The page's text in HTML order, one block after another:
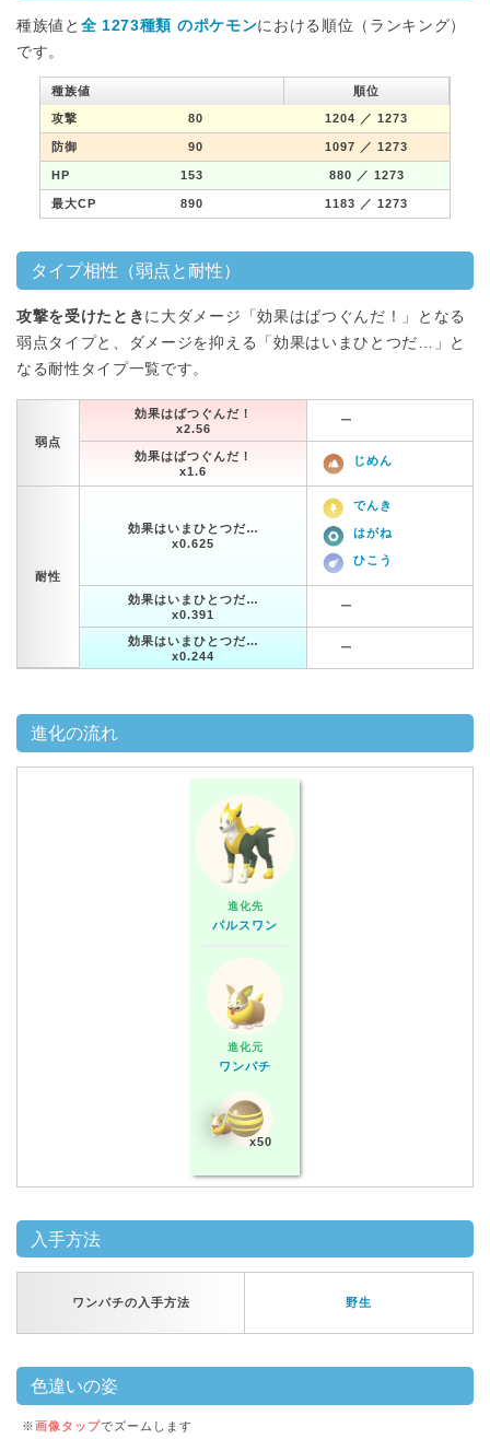
種族値と 全 1273種類 のポケモンにおける順位（ランキング）
です。
種族値 順位
攻撃 80 1204 ／ 1273
防御 90 1097 ／ 1273
HP 153 880 ／ 1273
最大CP 890 1183 ／ 1273
タイプ相性（弱点と耐性）
攻撃を受けたとき に大ダメージ「効果はばつぐんだ！」となる
弱点タイプと、ダメージを抑える「効果はいまひとつだ…」と
なる耐性タイプ一覧です。
弱点
効果はばつぐんだ！
x2.56
ー
効果はばつぐんだ！
x1.6
じめん
耐性
効果はいまひとつだ…
x0.625
でんき
はがね
ひこう
効果はいまひとつだ…
x0.391
ー
効果はいまひとつだ…
x0.244
ー
進化の流れ
進化先
パルスワン
進化元
ワンパチ
x50
入手方法
ワンパチの入手方法 野生
色違いの姿
※画像タップでズームします